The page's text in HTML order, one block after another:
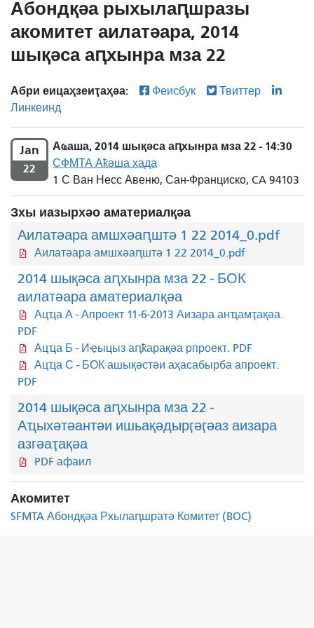
Абондқәа рыхылаԥшразы
акомитет аилатәара, 2014
шықәса аԥхынра мза 22
Абри еицаҳзеиҭаҳәа: Феисбук
Твиттер
Линкеинд
Jan
22
Аҩаша, 2014 шықәса аԥхынра мза 22 - 14:30
СФМТА Аҟәша хада
1 С Ван Несс Авеню, Сан-Франциско, CA 94103
Зхы иазырхәо аматериалқәа
Аилатәара амшхәаԥштә 1 22 2014_0.pdf
Аилатәара амшхәаԥштә 1 22 2014_0.pdf
2014 шықәса аԥхынра мза 22 - БОК
аилатәара аматериалқәа
Ацҵа А - Апроект 11-6-2013 Аизара анҵамҭақәа.
PDF
Ацҵа Б - Иҿыцыз аԥҟарақәа рпроект. PDF
Ацҵа С - БОК ашықәстәи аҳасабырба апроект.
PDF
2014 шықәса аԥхынра мза 22 -
Аҵыхәтәантәи ишьақәдырӷәӷәаз аизара
азгәаҭақәа
PDF афаил
Акомитет
SFMTA Абондқәа Рхылаԥшратә Комитет (BOC)